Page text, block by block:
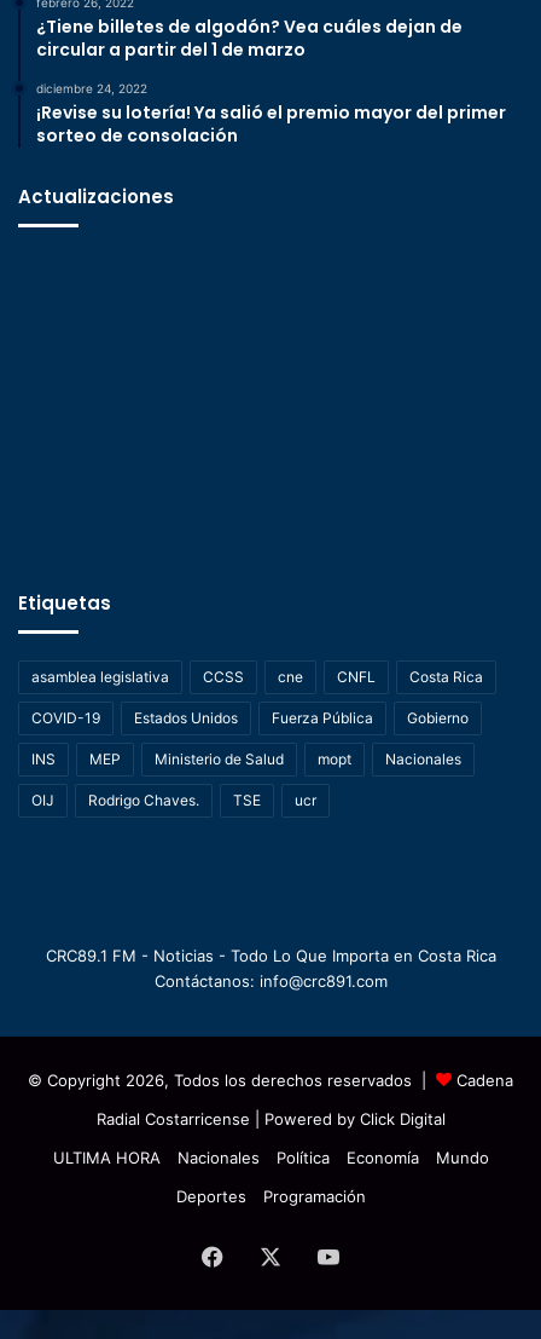
¿Tiene billetes de algodón? Vea cuáles dejan de
circular a partir del 1 de marzo
diciembre 24, 2022
¡Revise su lotería! Ya salió el premio mayor del primer
sorteo de consolación
Actualizaciones
Etiquetas
asamblea legislativa CCSS cne CNFL Costa Rica
COVID-19 Estados Unidos Fuerza Pública Gobierno
INS MEP Ministerio de Salud mopt Nacionales
OIJ Rodrigo Chaves. TSE ucr
CRC89.1 FM - Noticias - Todo Lo Que Importa en Costa Rica
Contáctanos: info@crc891.com
© Copyright 2026, Todos los derechos reservados |
Cadena
Radial Costarricense | Powered by Click Digital
ULTIMA HORA
Nacionales Política Economía
Mundo
Deportes
Programación
Facebook YouTube